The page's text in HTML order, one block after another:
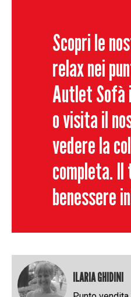
Scopri le
relax nei
AutletSofà
o visita il
vedere la
completa. Il
benessere
ILARIA GHIDINI